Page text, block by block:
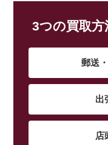
3つの買取
郵送
出
店